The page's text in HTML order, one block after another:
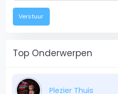
Verstuur
Top Onderwerpen
Plezier Thuis